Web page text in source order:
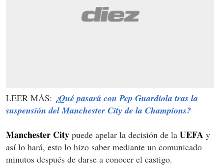
LEER MÁS: ¿Qué pasará con Pep Guardiola tras la
suspensión del Manchester City de la Champions?
Manchester City puede apelar la decisión de la UEFA y
así lo hará, esto lo hizo saber mediante un comunicado
minutos después de darse a conocer el castigo.